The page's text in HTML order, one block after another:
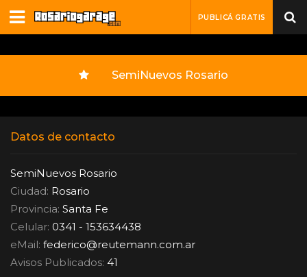
PUBLICÁ GRATIS
SemiNuevos Rosario
Datos de contacto
SemiNuevos Rosario
Ciudad: Rosario
Provincia: Santa Fe
Celular: 0341 - 153634438
eMail: federico@reutemann.com.ar
Avisos Publicados: 41